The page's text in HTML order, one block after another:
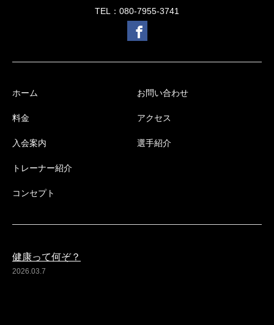
TEL：080-7955-3741
ホーム
料金
入会案内
トレーナー紹介
コンセプト
お問い合わせ
アクセス
選手紹介
健康って何ぞ？
2026.03.7